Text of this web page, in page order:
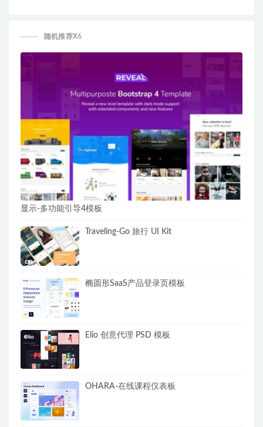
随机推荐X6
显示-多功能引导4模板
Traveling-Go 旅行 UI Kit
椭圆形SaaS产品登录页模板
Elio 创意代理 PSD 模板
OHARA-在线课程仪表板